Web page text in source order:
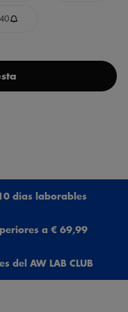
40
días laborables
a € 69,99
del AW LAB CLUB